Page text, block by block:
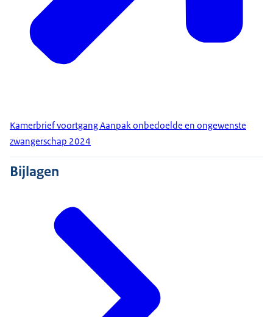
Kamerbrief voortgang Aanpak onbedoelde en ongewenste
zwangerschap 2024
Bijlagen